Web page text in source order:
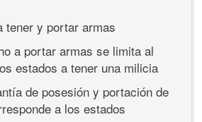
tener y portar armas
a portar armas se limita al
estados a tener una milicia
de posesión y portación de
a los estados